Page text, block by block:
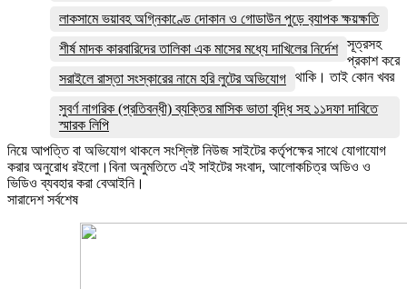
লাকসামে ভয়াবহ অগ্নিকাণ্ডে দোকান ও গোডাউন পুড়ে ব‍্যাপক ক্ষয়ক্ষতি
শীর্ষ মাদক কারবারিদের তালিকা এক মাসের মধ্যে দাখিলের নির্দেশ
সরাইলে রাস্তা সংস্কারের নামে হরি লুটের অভিযোগ
সুবর্ণ নাগরিক (প্রতিবন্ধী) ব্যক্তির মাসিক ভাতা বৃদ্ধি সহ ১১দফা দাবিতে
স্মারক লিপি
সূত্রসহ
প্রকাশ করে
থাকি। তাই কোন খবর
নিয়ে আপত্তি বা অভিযোগ থাকলে সংশ্লিষ্ট নিউজ সাইটের কর্তৃপক্ষের সাথে যোগাযোগ
করার অনুরোধ রইলো।বিনা অনুমতিতে এই সাইটের সংবাদ, আলোকচিত্র অডিও ও
ভিডিও ব্যবহার করা বেআইনি।
সারাদেশ সর্বশেষ